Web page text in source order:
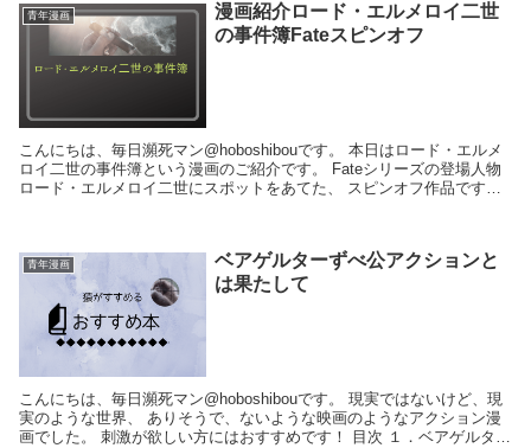
青年漫画
漫画紹介ロード・エルメロイ二世
の事件簿Fateスピンオフ
こんにちは、毎日瀕死マン@hoboshibouです。 本日はロード・エルメ
ロイ二世の事件簿という漫画のご紹介です。 Fateシリーズの登場人物
ロード・エルメロイ二世にスポットをあてた、 スピンオフ作品です。
青年漫画
ベアゲルターずべ公アクションと
は果たして
こんにちは、毎日瀕死マン@hoboshibouです。 現実ではないけど、現
実のような世界、 ありそうで、ないような映画のようなアクション漫
画でした。 刺激が欲しい方にはおすすめです！ 目次 １．ベアゲルター